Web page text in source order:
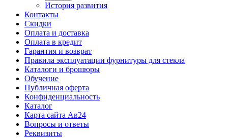
История развития
Контакты
Скидки
Оплата и доставка
Оплата в кредит
Гарантия и возврат
Правила эксплуатации фурнитуры для стекла
Каталоги и брошюры
Обучение
Публичная оферта
Конфиденциальность
Каталог
Карта сайта Ав24
Вопросы и ответы
Реквизиты